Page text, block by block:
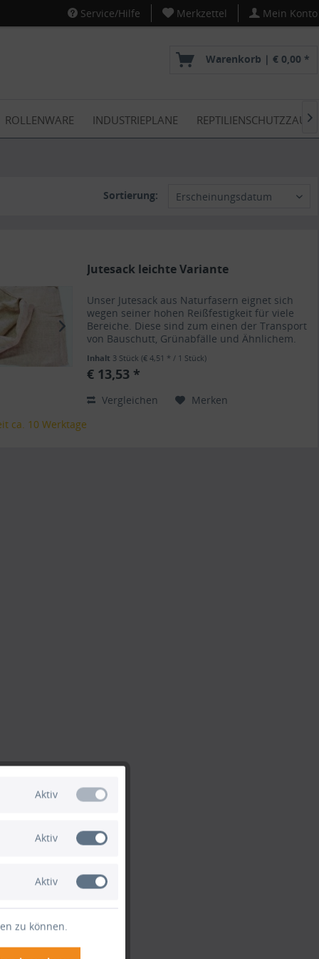
Service/Hilfe Merkzettel Mein Konto
Warenkorb | € 0,00 *
ROLLENWARE INDUSTRIEPLANE REPTILIENSCHUTZZAUN

Sortierung: Erscheinungsdatum
Jutesack leichte Variante
Unser Jutesack aus Naturfasern eignet sich
wegen seiner hohen Reißfestigkeit für viele
Bereiche. Diese sind zum einen der Transport
von Bauschutt, Grünabfälle und Ähnlichem.
Frostschutz von Topf- und...
Inhalt 3 Stück(€ 4,51 * / 1 Stück)
€ 13,53 *
Vergleichen
Merken
ca. 10 Werktage
Aktiv
Aktiv
Aktiv
zu können.